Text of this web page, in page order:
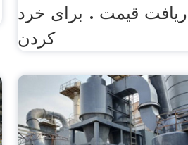
قیمت . برای خرد
کردن